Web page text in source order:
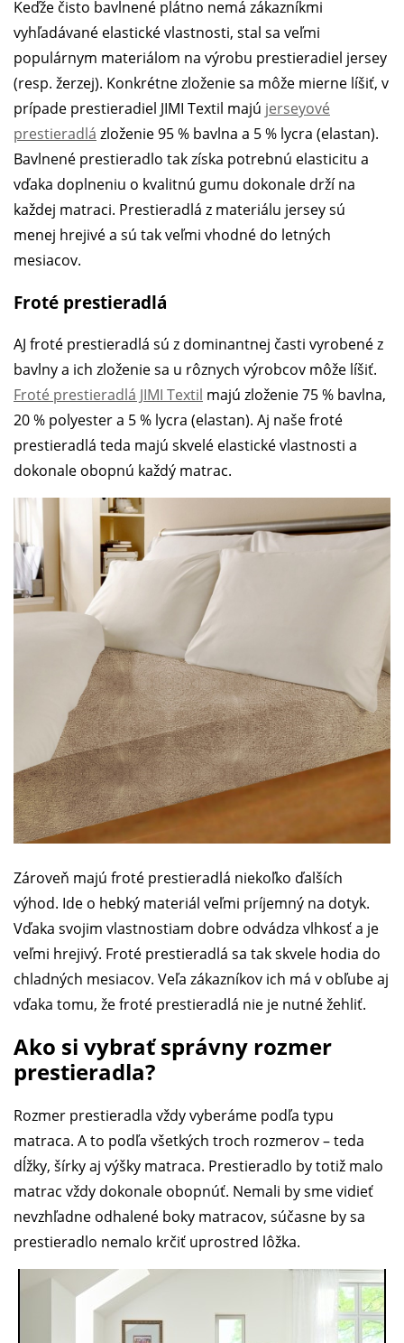
Keďže čisto bavlnené plátno nemá zákazníkmi
vyhľadávané elastické vlastnosti, stal sa veľmi
populárnym materiálom na výrobu prestieradiel jersey
(resp. žerzej). Konkrétne zloženie sa môže mierne líšiť, v
prípade prestieradiel JIMI Textil majú jerseyové
prestieradlá zloženie 95 % bavlna a 5 % lycra (elastan).
Bavlnené prestieradlo tak získa potrebnú elasticitu a
vďaka doplneniu o kvalitnú gumu dokonale drží na
každej matraci. Prestieradlá z materiálu jersey sú
menej hrejivé a sú tak veľmi vhodné do letných
mesiacov.
Froté prestieradlá
AJ froté prestieradlá sú z dominantnej časti vyrobené z
bavlny a ich zloženie sa u rôznych výrobcov môže líšiť.
Froté prestieradlá JIMI Textil majú zloženie 75 % bavlna,
20 % polyester a 5 % lycra (elastan). Aj naše froté
prestieradlá teda majú skvelé elastické vlastnosti a
dokonale obopnú každý matrac.
Zároveň majú froté prestieradlá niekoľko ďalších
výhod. Ide o hebký materiál veľmi príjemný na dotyk.
Vďaka svojim vlastnostiam dobre odvádza vlhkosť a je
veľmi hrejivý. Froté prestieradlá sa tak skvele hodia do
chladných mesiacov. Veľa zákazníkov ich má v obľube aj
vďaka tomu, že froté prestieradlá nie je nutné žehliť.
Ako si vybrať správny rozmer
prestieradla?
Rozmer prestieradla vždy vyberáme podľa typu
matraca. A to podľa všetkých troch rozmerov – teda
dĺžky, šírky aj výšky matraca. Prestieradlo by totiž malo
matrac vždy dokonale obopnúť. Nemali by sme vidieť
nevzhľadne odhalené boky matracov, súčasne by sa
prestieradlo nemalo krčiť uprostred lôžka.